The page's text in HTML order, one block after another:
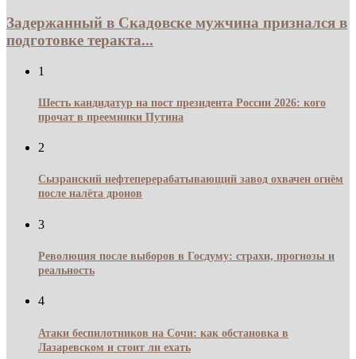
Задержанный в Скадовске мужчина признался в
подготовке теракта...
1
Шесть кандидатур на пост президента России 2026: кого
прочат в преемники Путина
2
Сызранский нефтеперерабатывающий завод охвачен огнём
после налёта дронов
3
Революция после выборов в Госдуму: страхи, прогнозы и
реальность
4
Атаки беспилотников на Сочи: как обстановка в
Лазаревском и стоит ли ехать